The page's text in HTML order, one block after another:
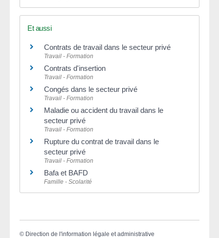
Et aussi
Contrats de travail dans le secteur privé
Travail - Formation
Contrats d'insertion
Travail - Formation
Congés dans le secteur privé
Travail - Formation
Maladie ou accident du travail dans le
secteur privé
Travail - Formation
Rupture du contrat de travail dans le
secteur privé
Travail - Formation
Bafa et BAFD
Famille - Scolarité
© Direction de l'information légale et administrative